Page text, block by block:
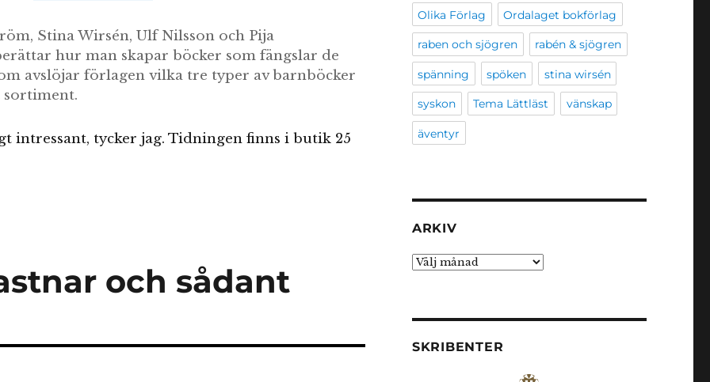
Stina Wirsén, Ulf Nilsson och Pija
hur man skapar böcker som fängslar de
avslöjar förlagen vilka tre typer av barnböcker
sortiment.
intressant, tycker jag. Tidningen finns i butik 25
och sådant
Olika Förlag Ordalaget bokförlag
raben och sjögren rabén & sjögren
spänning spöken stina wirsén
syskon Tema Lättläst vänskap
äventyr
ARKIV
Arkiv
SKRIBENTER